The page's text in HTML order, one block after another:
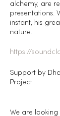
alchemy, are
presentations.
instant, his
nature.
https://
Support by
Project
We are